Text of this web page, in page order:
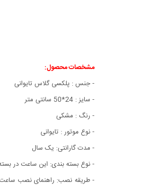
مشخصات محصول:
- جنس : پلکسی گلاس تایوانی
- سایز : 24*50 سانتی متر
- رنگ : مشکی
- نوع موتور : تایوانی
- مدت گارانتی: یک سال
- نوع بسته بندی: این ساعت در بسته بندی کارتون سایز 50 در 50 تقدیم شما می
- طریقه نصب: راهنمای نصب